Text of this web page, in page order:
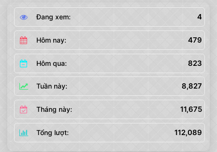
Đang xem: 4
Hôm nay: 479
Hôm qua: 823
Tuần này: 8,827
Tháng này: 11,675
Tổng lượt: 112,089